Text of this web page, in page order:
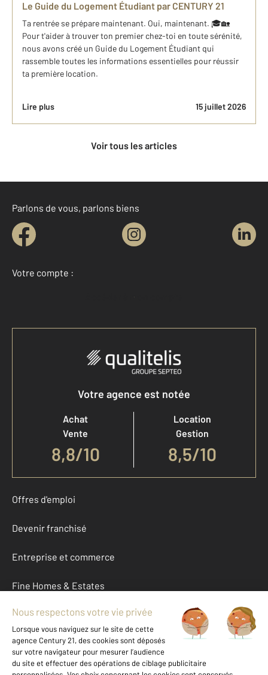
Le Guide du Logement Étudiant par CENTURY 21
Ta rentrée se prépare maintenant. Oui, maintenant. 🎓🏡
Pour t'aider à trouver ton premier chez-toi en toute sérénité,
nous avons créé un Guide du Logement Étudiant qui
rassemble toutes les informations essentielles pour réussir
ta première location.
Lire plus 15 juillet 2026
Voir tous les articles
Parlons de vous, parlons biens
Votre compte :
Accéder à mon compte
Votre agence est notée
Achat
Vente
8,8/10
Location
Gestion
8,5/10
Offres d'emploi
Devenir franchisé
Entreprise et commerce
Fine Homes & Estates
À propos
International
Nous contacter